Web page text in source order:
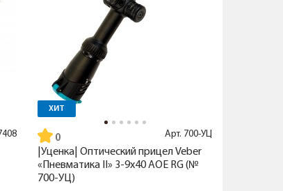
ХИТ
Арт. 700-УЦ
|Уценка| Оптический прицел Veber
«Пневматика II» 3-9x40 AOE RG (№
700-УЦ)